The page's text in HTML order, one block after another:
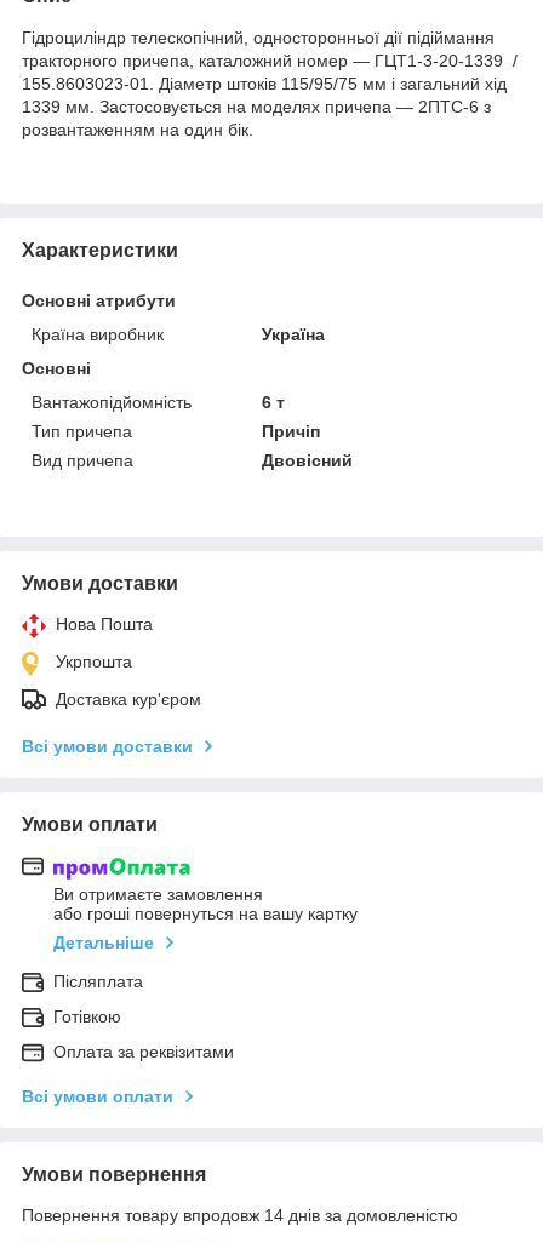
Гідроциліндр телескопічний, односторонньої дії підіймання
тракторного причепа, каталожний номер — ГЦТ1-3-20-1339 /
155.8603023-01. Діаметр штоків 115/95/75 мм і загальний хід
1339 мм. Застосовується на моделях причепа — 2ПТС-6 з
розвантаженням на один бік.
Характеристики
Основні атрибути
Країна виробник
Україна
Основні
Вантажопідйомність
6 т
Тип причепа
Причіп
Вид причепа
Двовісний
Умови доставки
Нова Пошта
Укрпошта
Доставка кур'єром
Всі умови доставки
Умови оплати
Ви отримаєте замовлення
або гроші повернуться на вашу картку
Детальніше
Післяплата
Готівкою
Оплата за реквізитами
Всі умови оплати
Умови повернення
Повернення товару впродовж 14 днів за домовленістю